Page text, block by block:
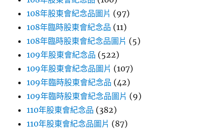
108年股東會紀念品圖片 (97)
108年臨時股東會紀念品 (11)
108年臨時股東會紀念品圖片 (5)
109年股東會紀念品 (522)
109年股東會紀念品圖片 (107)
109年臨時股東會紀念品 (42)
109年臨時股東會紀念品圖片 (9)
110年股東會紀念品 (382)
110年股東會紀念品圖片 (87)